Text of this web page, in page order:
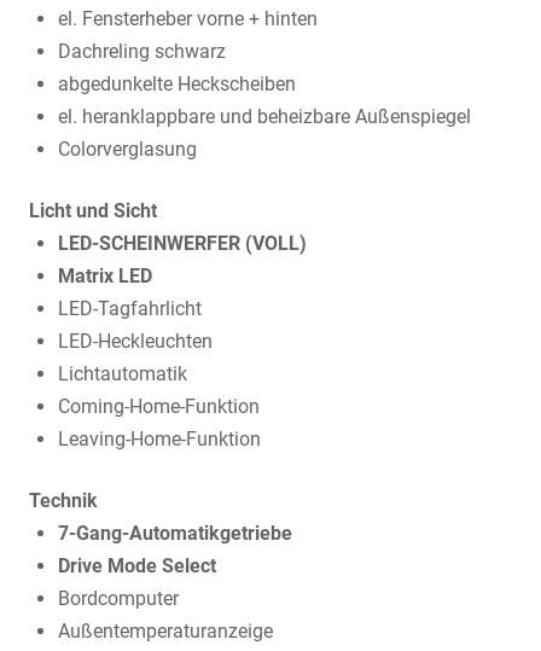
el. Fensterheber vorne + hinten
Dachreling schwarz
abgedunkelte Heckscheiben
el. heranklappbare und beheizbare Außenspiegel
Colorverglasung
Licht und Sicht
LED-SCHEINWERFER (VOLL)
Matrix LED
LED-Tagfahrlicht
LED-Heckleuchten
Lichtautomatik
Coming-Home-Funktion
Leaving-Home-Funktion
Technik
7-Gang-Automatikgetriebe
Drive Mode Select
Bordcomputer
Außentemperaturanzeige